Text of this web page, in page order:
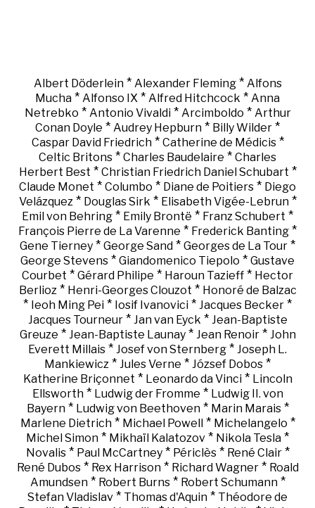
Albert Döderlein* Alexander Fleming* Alfons
Mucha * Alfonso IX * Alfred Hitchcock * Anna
Netrebko * Antonio Vivaldi* Arcimboldo * Arthur
Conan Doyle * Audrey Hepburn * Billy Wilder *
Caspar David Friedrich* Catherine de Médicis*
Celtic Britons * Charles Baudelaire * Charles
Herbert Best * Christian Friedrich Daniel Schubart *
Claude Monet * Columbo * Diane de Poitiers * Diego
Velázquez * Douglas Sirk * Elisabeth Vigée-Lebrun*
Emil von Behring * Emily Brontë * Franz Schubert *
François Pierre de La Varenne * Frederick Banting *
Gene Tierney * George Sand * Georges de La Tour *
George Stevens * Giandomenico Tiepolo * Gustave
Courbet * Gérard Philipe * Haroun Tazieff * Hector
Berlioz * Henri-Georges Clouzot * Honoré de Balzac
* Ieoh Ming Pei * Iosif Ivanovici * Jacques Becker *
Jacques Tourneur* Jan van Eyck * Jean-Baptiste
Greuze * Jean-Baptiste Launay* Jean Renoir* John
Everett Millais * Josef von Sternberg * Joseph L.
Mankiewicz * Jules Verne * József Dobos *
Katherine Briçonnet * Leonardo da Vinci* Lincoln
Ellsworth* Ludwig der Fromme * Ludwig II. von
Bayern* Ludwig von Beethoven* Marin Marais*
Marlene Dietrich* Michael Powell* Michelangelo *
Michel Simon * Mikhaïl Kalatozov * Nikola Tesla *
Novalis* Paul McCartney* Périclès* René Clair*
René Dubos* Rex Harrison* Richard Wagner* Roald
Amundsen* Robert Burns* Robert Schumann*
Stefan Vladislav * Thomas d'Aquin * Théodore de